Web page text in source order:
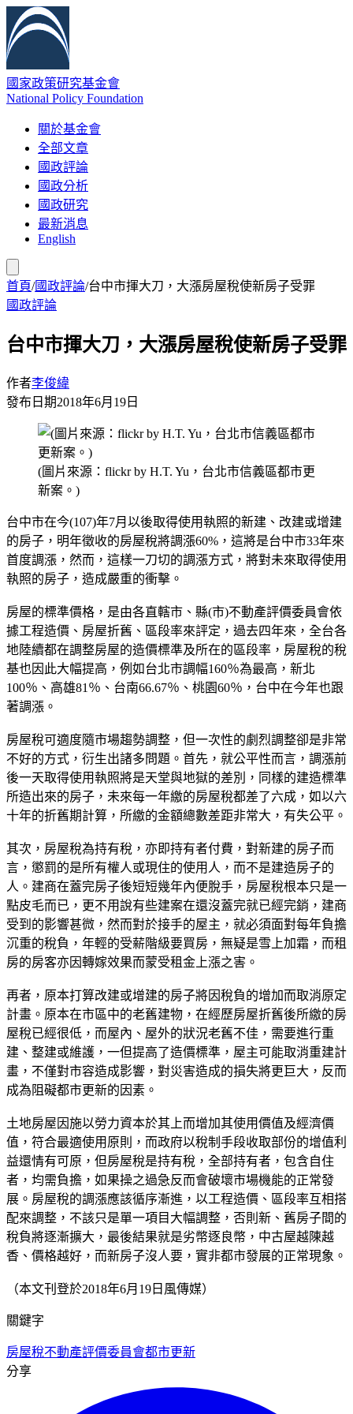
國家政策研究基金會
National Policy Foundation
關於基金會
全部文章
國政評論
國政分析
國政研究
最新消息
English
首頁/國政評論/台中市揮大刀，大漲房屋稅使新房子受罪
國政評論
台中市揮大刀，大漲房屋稅使新房子受罪
作者李俊緯
發布日期2018年6月19日
(圖片來源：flickr by H.T. Yu，台北市信義區都市更
新案。)
台中市在今(107)年7月以後取得使用執照的新建、改建或增建
的房子，明年徵收的房屋稅將調漲60%，這將是台中市33年來
首度調漲，然而，這樣一刀切的調漲方式，將對未來取得使用
執照的房子，造成嚴重的衝擊。
房屋的標準價格，是由各直轄市、縣(市)不動產評價委員會依
據工程造價、房屋折舊、區段率來評定，過去四年來，全台各
地陸續都在調整房屋的造價標準及所在的區段率，房屋稅的稅
基也因此大幅提高，例如台北市調幅160％為最高，新北
100％、高雄81％、台南66.67％、桃園60％，台中在今年也跟
著調漲。
房屋稅可適度隨市場趨勢調整，但一次性的劇烈調整卻是非常
不好的方式，衍生出諸多問題。首先，就公平性而言，調漲前
後一天取得使用執照將是天堂與地獄的差別，同樣的建造標準
所造出來的房子，未來每一年繳的房屋稅都差了六成，如以六
十年的折舊期計算，所繳的金額總數差距非常大，有失公平。
其次，房屋稅為持有稅，亦即持有者付費，對新建的房子而
言，懲罰的是所有權人或現住的使用人，而不是建造房子的
人。建商在蓋完房子後短短幾年內便脫手，房屋稅根本只是一
點皮毛而已，更不用說有些建案在還沒蓋完就已經完銷，建商
受到的影響甚微，然而對於接手的屋主，就必須面對每年負擔
沉重的稅負，年輕的受薪階級要買房，無疑是雪上加霜，而租
房的房客亦因轉嫁效果而蒙受租金上漲之害。
再者，原本打算改建或增建的房子將因稅負的增加而取消原定
計畫。原本在市區中的老舊建物，在經歷房屋折舊後所繳的房
屋稅已經很低，而屋內、屋外的狀況老舊不佳，需要進行重
建、整建或維護，一但提高了造價標準，屋主可能取消重建計
畫，不僅對市容造成影響，對災害造成的損失將更巨大，反而
成為阻礙都市更新的因素。
土地房屋因施以勞力資本於其上而增加其使用價值及經濟價
值，符合最適使用原則，而政府以稅制手段收取部份的增值利
益還情有可原，但房屋稅是持有稅，全部持有者，包含自住
者，均需負擔，如果操之過急反而會破壞市場機能的正常發
展。房屋稅的調漲應該循序漸進，以工程造價、區段率互相搭
配來調整，不該只是單一項目大幅調整，否則新、舊房子間的
稅負將逐漸擴大，最後結果就是劣幣逐良幣，中古屋越陳越
香、價格越好，而新房子沒人要，實非都市發展的正常現象。
（本文刊登於2018年6月19日風傳媒）
關鍵字
房屋稅不動產評價委員會都市更新
分享